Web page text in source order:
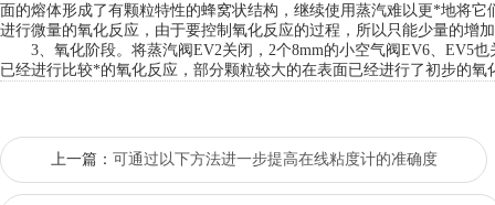
面的熔体形成了有颗粒特性的蜂窝状结构，继续使用蒸汽难以更*地将
进行微量的氧化反应，由于要控制氧化反应的过程，所以只能少量的增
3、氧化阶段。将蒸汽阀EV2关闭，2个8mm的小空气阀EV6、EV5也
已经进行比较*的氧化反应，部分颗粒较大的在表面已经进行了初步的
上一篇： 可通过以下方法进一步提高在线粘度计的准确度